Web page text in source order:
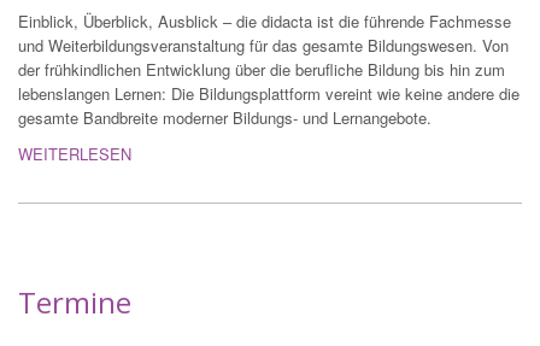
Einblick, Überblick, Ausblick – die didacta ist die führende Fachmesse
und Weiterbildungsveranstaltung für das gesamte Bildungswesen. Von
der frühkindlichen Entwicklung über die berufliche Bildung bis hin zum
lebenslangen Lernen: Die Bildungsplattform vereint wie keine andere die
gesamte Bandbreite moderner Bildungs- und Lernangebote.
WEITERLESEN
Termine